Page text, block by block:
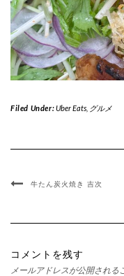
Filed Under:Uber Eats, グルメ
牛たん炭火焼き 吉次
コメントを残す
メールアドレスが公開される